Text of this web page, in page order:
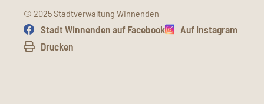
© 2025 Stadtverwaltung Winnenden
Stadt Winnenden auf Facebook
Auf Instagram
Drucken